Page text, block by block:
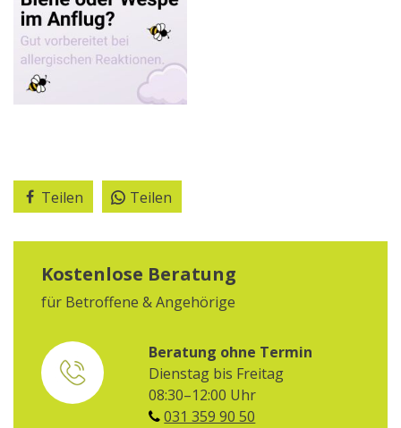
Teilen Teilen
Kostenlose Beratung
für Betroffene & Angehörige
Beratung ohne Termin
Dienstag bis Freitag
08:30–12:00 Uhr
031 359 90 50